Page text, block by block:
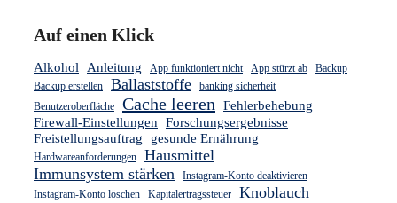
Auf einen Klick
Alkohol Anleitung App funktioniert nicht App stürzt ab
Backup
Backup erstellen
Ballaststoffe
banking sicherheit
Benutzeroberfläche
Cache leeren Fehlerbehebung
Firewall-Einstellungen Forschungsergebnisse
Freistellungsauftrag
gesunde Ernährung
Hardwareanforderungen
Hausmittel
Immunsystem stärken
Instagram-Konto deaktivieren
Instagram-Konto löschen
Kapitalertragssteuer Knoblauch